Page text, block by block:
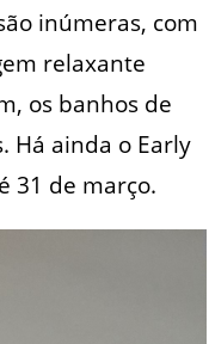
inúmeras, com
relaxante
os banhos de
Há ainda o Early
31 de março.